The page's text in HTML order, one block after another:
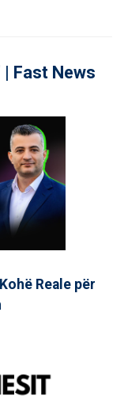
Fast News
Reale për